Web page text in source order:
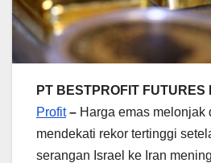
PT BESTPROFIT FUTURES
Profit– Harga emas melonjak
mendekati rekor tertinggi
serangan Israel ke Iran